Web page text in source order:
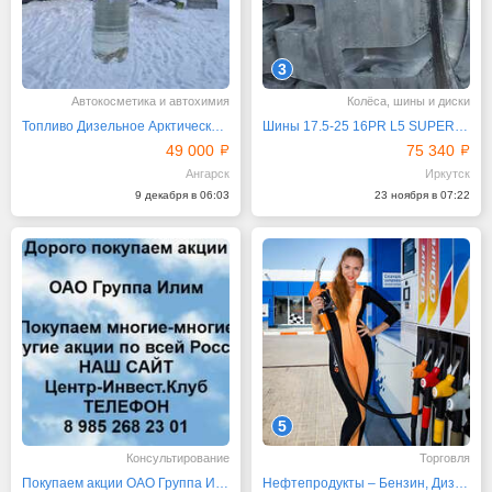
Автокосметика и автохимия
Топливо Дизельное Арктическое -50 из наличия. Доставка
49 000
Ангарск
9 декабря в 06:03
3
Колёса, шины и диски
Шины 17.5-25 16PR L5 SUPERGUIDER на погрузчики
75 340
Иркутск
23 ноября в 07:22
Консультирование
Покупаем акции ОАО Группа Илим и любые другие акции
5
Торговля
Нефтепродукты – Бензин, Дизельное топливо, Мазут